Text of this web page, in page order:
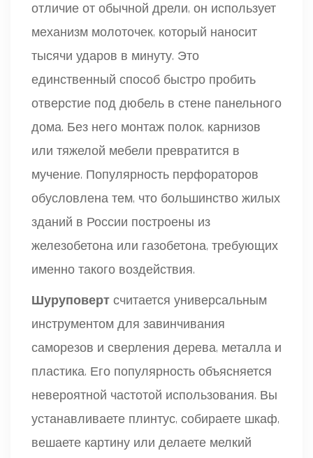
отличие от обычной дрели, он использует
механизм молоточек, который наносит
тысячи ударов в минуту. Это
единственный способ быстро пробить
отверстие под дюбель в стене панельного
дома. Без него монтаж полок, карнизов
или тяжелой мебели превратится в
мучение. Популярность перфораторов
обусловлена тем, что большинство жилых
зданий в России построены из
железобетона или газобетона, требующих
именно такого воздействия.
Шуруповерт считается универсальным
инструментом для завинчивания
саморезов и сверления дерева, металла и
пластика. Его популярность объясняется
невероятной частотой использования. Вы
устанавливаете плинтус, собираете шкаф,
вешаете картину или делаете мелкий